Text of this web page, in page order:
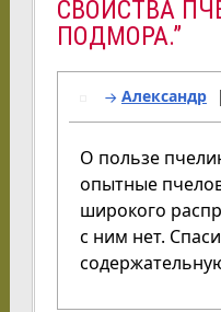
СВОЙСТВА
ПОДМОРА.”
Александр
О пользе
опытные
широкого
с ним нет.